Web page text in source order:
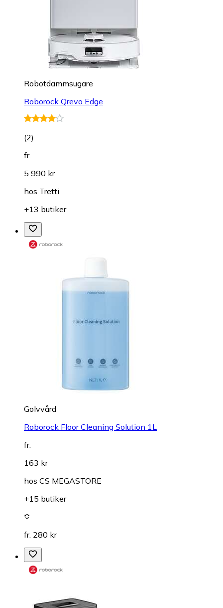
Robotdammsugare
Roborock Qrevo Edge
(2)
fr.
5 990 kr
hos Tretti
+13 butiker
Golvvård
Roborock Floor Cleaning Solution 1L
fr.
163 kr
hos CS MEGASTORE
+15 butiker
fr. 280 kr